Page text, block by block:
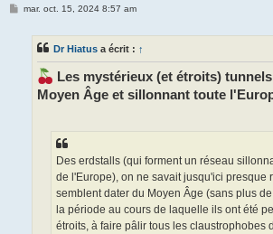
Mmar. oct. 15, 2024 8:57 am
Dr Hiatus a écrit : ↑
Les mystérieux (et étroits)
Moyen Âge et sillonnant toute
Des erdstalls (qui forment un réseau
de l'Europe), on ne savait jusqu'ici presque
semblent dater du Moyen Âge (sans plus
la période au cours de laquelle ils ont été
étroits, à faire pâlir tous les claustrophobes